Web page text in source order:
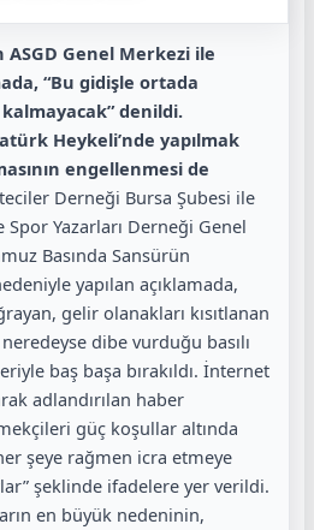
ASGD Genel Merkezi ile
“Bu gidişle ortada
denildi.
Heykeli’nde yapılmak
engellenmesi de
Derneği Bursa Şubesi ile
Yazarları Derneği Genel
Basında Sansürün
nedeniyle yapılan açıklamada,
gelir olanakları kısıtlanan
neredeyse dibe vurduğu basılı
baş başa bırakıldı. İnternet
adlandırılan haber
güç koşullar altında
şeye rağmen icra etmeye
şeklinde ifadelere yer verildi.
en büyük nedeninin,